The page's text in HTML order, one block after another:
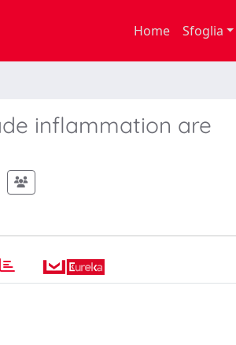
Home Sfoglia
inflammation are